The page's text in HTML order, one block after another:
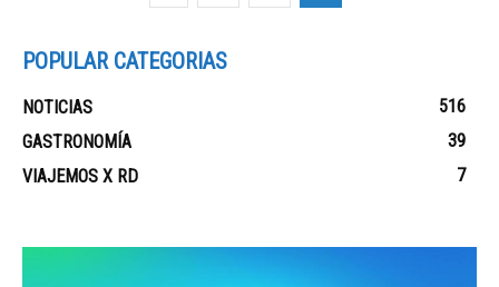
POPULAR CATEGORIAS
NOTICIAS
516
GASTRONOMÍA
39
VIAJEMOS X RD
7